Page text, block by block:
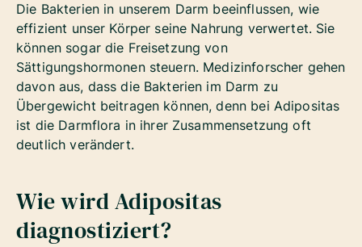
Die Bakterien in unserem Darm beeinflussen, wie
effizient unser Körper seine Nahrung verwertet. Sie
können sogar die Freisetzung von
Sättigungshormonen steuern. Medizinforscher gehen
davon aus, dass die Bakterien im Darm zu
Übergewicht beitragen können, denn bei Adipositas
ist die Darmflora in ihrer Zusammensetzung oft
deutlich verändert.
Wie wird Adipositas
diagnostiziert?